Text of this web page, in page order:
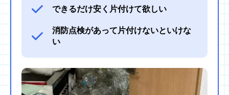
できるだけ安く片付けて欲しい
消防点検があって片付けないといけな
い